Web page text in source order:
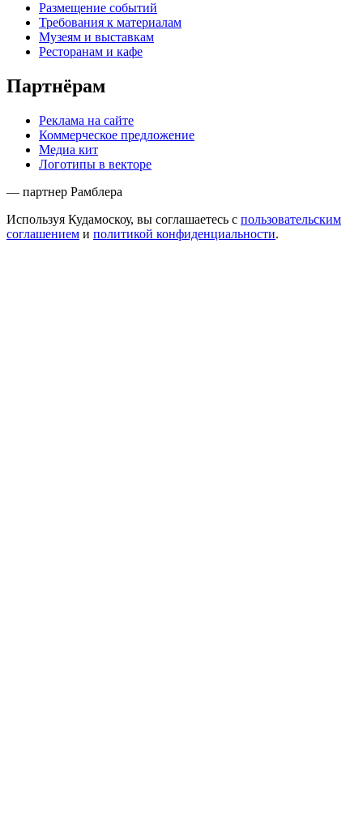
Размещение событий
Требования к материалам
Музеям и выставкам
Ресторанам и кафе
Партнёрам
Реклама на сайте
Коммерческое предложение
Медиа кит
Логотипы в векторе
— партнер Рамблера
Используя Кудамоскоу, вы соглашаетесь с пользовательским
соглашением и политикой конфиденциальности.